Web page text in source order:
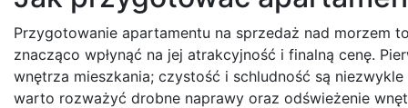
Przygotowanie apartamentu na sprzedaż nad morzem
znacząco wpłynąć na jej atrakcyjność i finalną cenę.
wnętrza mieszkania; czystość i schludność są
warto rozważyć drobne naprawy oraz odświeżenie